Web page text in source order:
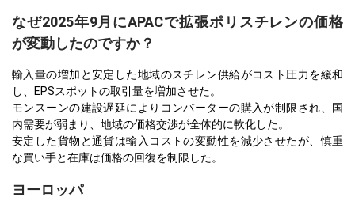
なぜ2025年9月にAPACで拡張ポリスチレンの価格
が変動したのですか？
輸入量の増加と安定した地域のスチレン供給がコスト圧力を緩和
し、EPSスポットの取引量を増加させた。
モンスーンの建設遅延によりコンバーターの購入が制限され、国
内需要が弱まり、地域の価格交渉が全体的に軟化した。
安定した貨物と通貨は輸入コストの変動性を減少させたが、慎重
な買い手と在庫は価格の回復を制限した。
ヨーロッパ